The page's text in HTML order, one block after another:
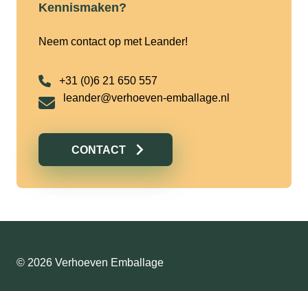
Kennismaken?
Neem contact op met Leander!
+31 (0)6 21 650 557
leander@verhoeven-emballage.nl
CONTACT
© 2026 Verhoeven Emballage